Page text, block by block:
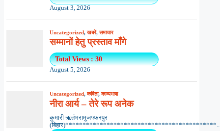
August 3, 2026
Uncategorized,खबरें,समाचार
सम्मानों हेतु प्रस्ताव माँगे
Total Views : 30
August 5, 2026
Uncategorized,कविता,काव्यभाषा
नीरा आर्य – तेरे रूप अनेक
कुमारी ऋतंभरामुजफ्फरपुर